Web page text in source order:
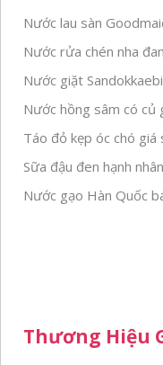
Nước lau sàn
Nước rửa chén nha
Nước giặt
Nước hồng sâm có củ
Táo đỏ kẹp óc chó giá
Sữa đậu đen hạnh
Nước gạo Hàn Quốc
Thương Hiệu